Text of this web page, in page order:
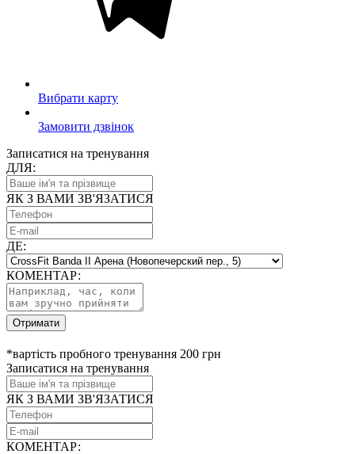
Вибрати карту
Замовити дзвінок
Записатися на тренування
ДЛЯ:
ЯК З ВАМИ ЗВ'ЯЗАТИСЯ
ДЕ:
КОМЕНТАР:
Отримати
*вартість пробного тренування 200 грн
Записатися на тренування
ЯК З ВАМИ ЗВ'ЯЗАТИСЯ
КОМЕНТАР: